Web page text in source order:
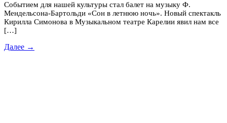
Событием для нашей культуры стал балет на музыку Ф.
Мендельсона-Бартольди «Сон в летнюю ночь». Новый спектакль
Кирилла Симонова в Музыкальном театре Карелии явил нам все
[…]
Далее →